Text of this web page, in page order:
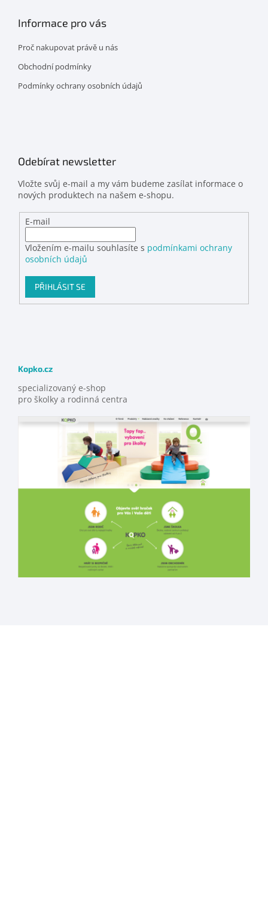
Informace pro vás
Proč nakupovat právě u nás
Obchodní podmínky
Podmínky ochrany osobních údajů
Odebírat newsletter
Vložte svůj e-mail a my vám budeme zasílat informace o
nových produktech na našem e-shopu.
E-mail
Vložením e-mailu souhlasíte s podmínkami ochrany
osobních údajů
PŘIHLÁSIT SE
Kopko.cz
specializovaný e-shop
pro školky a rodinná centra